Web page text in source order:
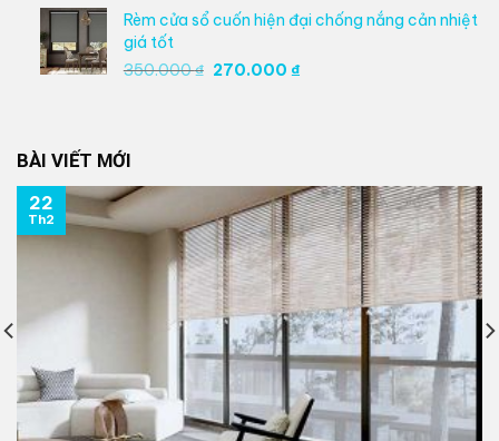
là:
350.000 ₫.
tại
là:
270.000 ₫.
Rèm cửa sổ cuốn hiện đại chống nắng cản nhiệt
giá tốt
350.000₫ Giá
270.000 ₫Giá
BÀI VIẾT MỚI
22
Th2